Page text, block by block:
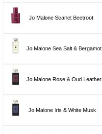
Jo Malone Scarlet Beetroot
Jo Malone Sea Salt & Bergamot
Jo Malone Rose & Oud Leather
Jo Malone Iris & White Musk